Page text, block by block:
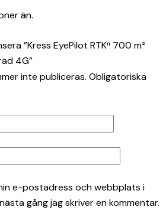
än.
”Kress EyePilot RTKⁿ 700 m²
4G”
inte publiceras. Obligatoriska
e-postadress och webbplats i
gång jag skriver en kommentar.